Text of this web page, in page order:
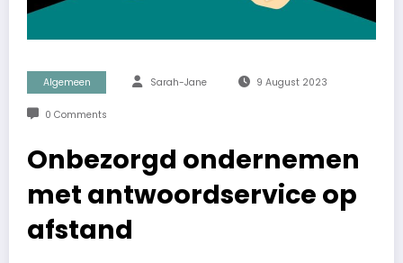
Algemeen Sarah-Jane 9 August 2023
0 Comments
Onbezorgd ondernemen
met antwoordservice op
afstand